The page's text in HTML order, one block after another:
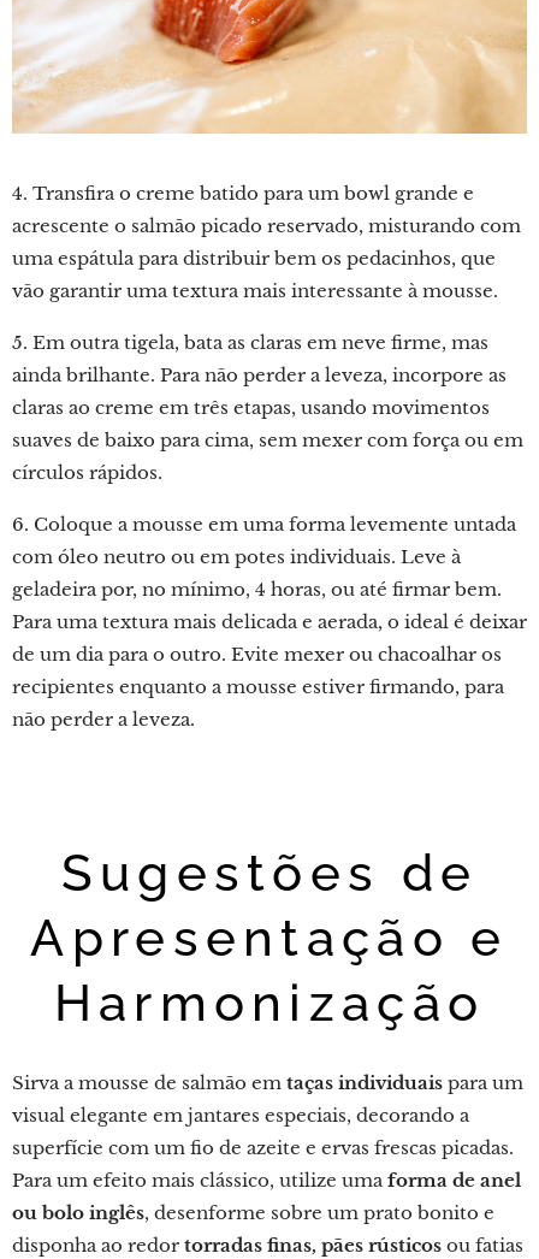
4. Transfira o creme batido para um bowl grande e
acrescente o salmão picado reservado, misturando com
uma espátula para distribuir bem os pedacinhos, que
vão garantir uma textura mais interessante à mousse.
5. Em outra tigela, bata as claras em neve firme, mas
ainda brilhante. Para não perder a leveza, incorpore as
claras ao creme em três etapas, usando movimentos
suaves de baixo para cima, sem mexer com força ou em
círculos rápidos.
6. Coloque a mousse em uma forma levemente untada
com óleo neutro ou em potes individuais. Leve à
geladeira por, no mínimo, 4 horas, ou até firmar bem.
Para uma textura mais delicada e aerada, o ideal é deixar
de um dia para o outro. Evite mexer ou chacoalhar os
recipientes enquanto a mousse estiver firmando, para
não perder a leveza.
Sugestões de
Apresentação e
Harmonização
Sirva a mousse de salmão em taças individuais para um
visual elegante em jantares especiais, decorando a
superfície com um fio de azeite e ervas frescas picadas.
Para um efeito mais clássico, utilize umaforma de anel
ou bolo inglês, desenforme sobre um prato bonito e
disponha ao redor torradas finas, pães rústicos ou fatias